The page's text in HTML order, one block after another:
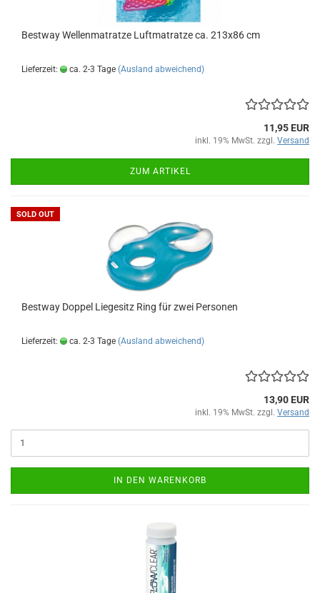
Best­way Wel­len­ma­trat­ze Luft­ma­trat­ze ca. 213x86 cm
Lieferzeit: ca. 2-3 Tage (Ausland abweichend)
11,95 EUR
inkl. 19% MwSt. zzgl. Versand
ZUM ARTIKEL
SOLD OUT
Best­way Dop­pel Lie­ge­sitz Ring für zwei Per­so­nen
Lieferzeit: ca. 2-3 Tage (Ausland abweichend)
13,90 EUR
inkl. 19% MwSt. zzgl. Versand
IN DEN WARENKORB